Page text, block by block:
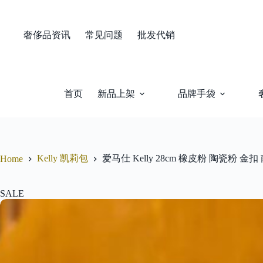
奢侈品资讯
常见问题 批发代销
首页 新品上架 品牌手袋
Home Kelly 凯莉包 爱马仕 Kelly 28cm 橡皮粉 陶瓷粉 金
SALE